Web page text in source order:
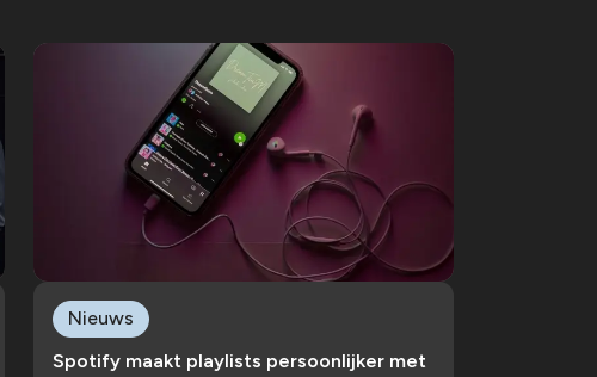
Spotify maakt playlists persoonlijker met
Nieuws